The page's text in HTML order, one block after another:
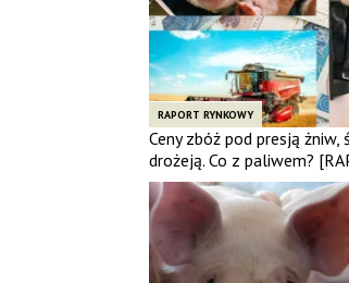
RAPORT RYNKOWY
Ceny zbóż pod presją żniw,
drożeją. Co z paliwem?